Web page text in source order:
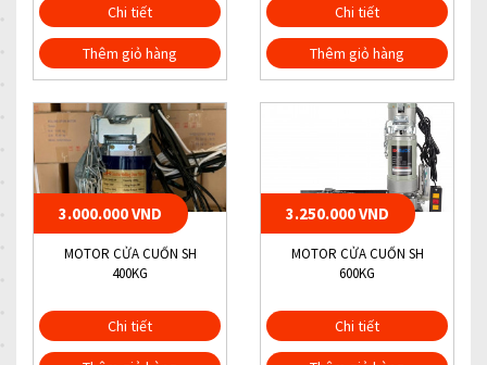
Chi tiết
Thêm giỏ hàng
Chi tiết
Thêm giỏ hàng
3.000.000 VND
MOTOR CỬA CUỐN SH
400KG
Chi tiết
3.250.000 VND
MOTOR CỬA CUỐN SH
600KG
Chi tiết